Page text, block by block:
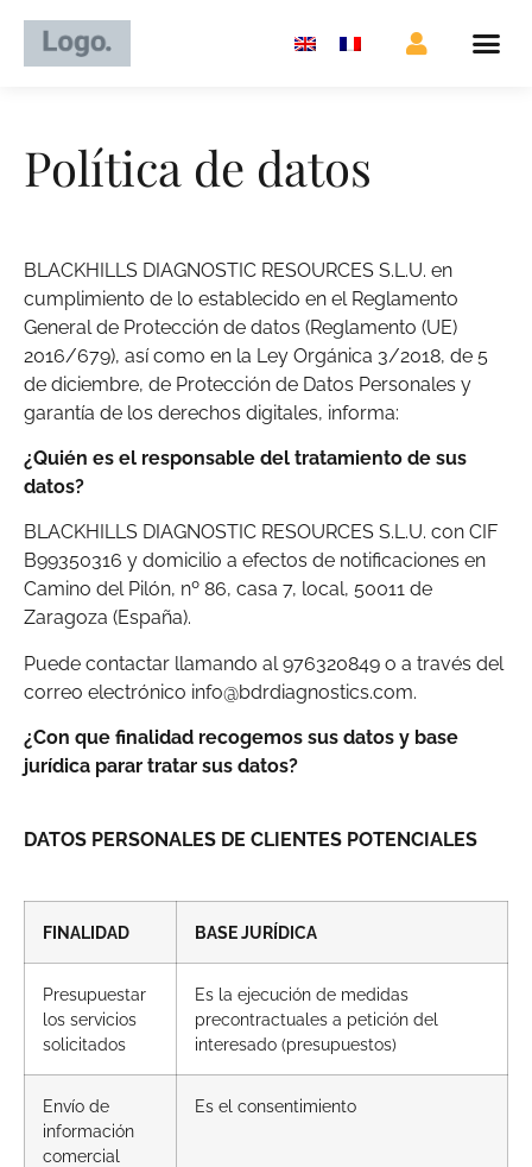
Política de datos
BLACKHILLS DIAGNOSTIC RESOURCES S.L.U. en
cumplimiento de lo establecido en el Reglamento
General de Protección de datos (Reglamento (UE)
2016/679), así como en la Ley Orgánica 3/2018, de 5
de diciembre, de Protección de Datos Personales y
garantía de los derechos digitales, informa:
¿Quién es el responsable del tratamiento de sus
datos?
BLACKHILLS DIAGNOSTIC RESOURCES S.L.U. con CIF
B99350316 y domicilio a efectos de notificaciones en
Camino del Pilón, nº 86, casa 7, local, 50011 de
Zaragoza (España).
Puede contactar llamando al 976320849 o a través del
correo electrónico info@bdrdiagnostics.com.
¿Con que finalidad recogemos sus datos y base
jurídica parar tratar sus datos?
DATOS PERSONALES DE CLIENTES POTENCIALES
FINALIDAD BASE JURÍDICA
Presupuestar
los servicios
solicitados
Es la ejecución de medidas
precontractuales a petición del
interesado (presupuestos)
Envío de
información
comercial
Es el consentimiento